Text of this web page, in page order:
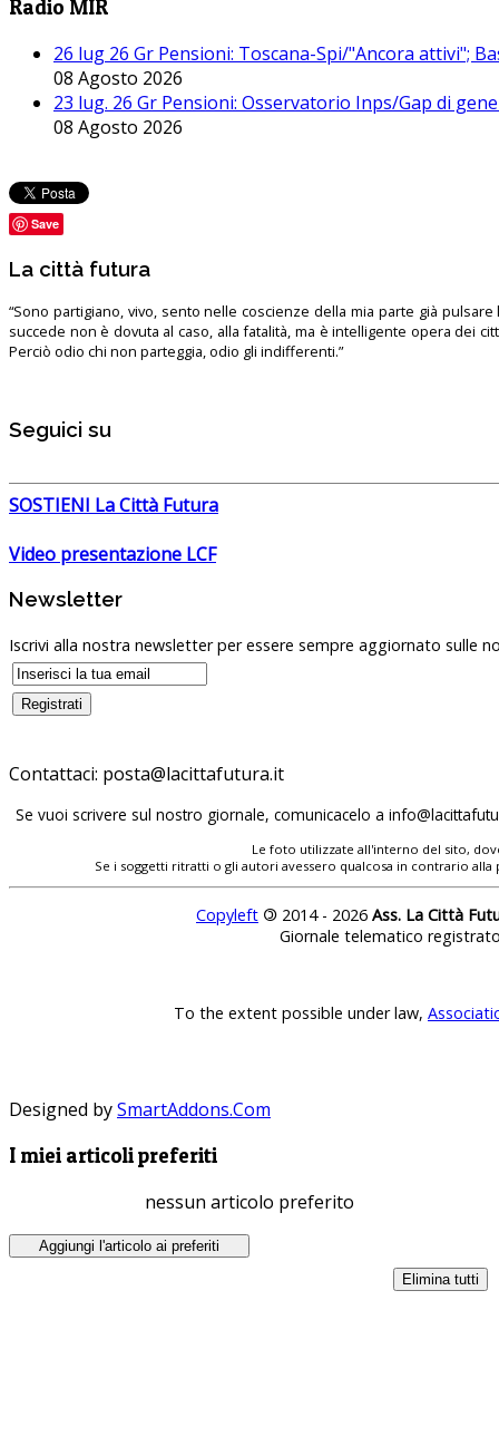
Radio MIR
26 lug 26 Gr Pensioni: Toscana-Spi/"Ancora attivi";
08 Agosto 2026
23 lug. 26 Gr Pensioni: Osservatorio Inps/Gap di
08 Agosto 2026
Save
La città futura
“Sono partigiano, vivo, sento nelle coscienze della mia parte già pulsare
succede non è dovuta al caso, alla fatalità, ma è intelligente opera dei
Perciò odio chi non parteggia, odio gli indifferenti.”
Seguici su
SOSTIENI La Città Futura
Video presentazione LCF
Newsletter
Iscrivi alla nostra newsletter per essere sempre aggiornato sulle
Contattaci: posta@lacittafutura.it
Se vuoi scrivere sul nostro giornale, comunicacelo a
Le foto utilizzate all'interno del sito,
Se i soggetti ritratti o gli autori avessero qualcosa in contrario
Copyleft © 2014 - 2026 Ass. La Città
Giornale telematico
To the extent possible under law,
Designed bySmartAddons.Com
I miei articoli preferiti
nessun articolo preferito